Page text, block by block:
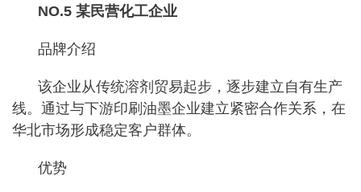
NO.5 某民营化工企业
品牌介绍
该企业从传统溶剂贸易起步，逐步建立自有生产
线。通过与下游印刷油墨企业建立紧密合作关系，在
华北市场形成稳定客户群体。
优势